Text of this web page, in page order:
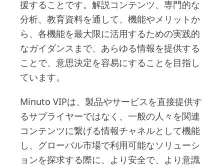
援することです。解説コンテンツ、専門的な
分析、教育資料を通して、機能やメリットか
ら、各機能を最大限に活用するための実践的
なガイダンスまで、あらゆる情報を提供する
ことで、意思決定を容易にすることを目指し
ています。
Minuto VIPは、製品やサービスを直接提供す
るサプライヤーではなく、一般の人々を関連
コンテンツに繋げる情報チャネルとして機能
し、グローバル市場で利用可能なソリューシ
ョンを探求する際に、より安全で、より意識